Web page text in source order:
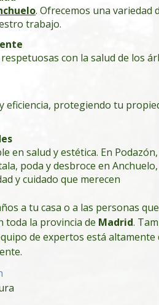
. Ofrecemos una variedad
trabajo.
con la salud de los
eficiencia, protegiendo tu
en salud y estética. En
poda y desbroce en
y cuidado que merecen
a tu casa o a las personas
toda la provincia de Madrid.
de expertos está altamente